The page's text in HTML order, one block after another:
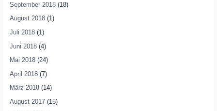
September 2018(18)
August 2018(1)
Juli 2018(1)
Juni 2018(4)
Mai 2018(24)
April 2018(7)
März 2018(14)
August 2017(15)